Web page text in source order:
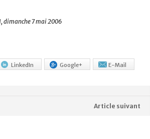
dimanche 7 mai 2006
LinkedIn Google+ E-Mail
Article suivant